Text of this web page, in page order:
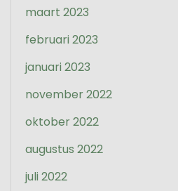
maart 2023
februari 2023
januari 2023
november 2022
oktober 2022
augustus 2022
juli 2022